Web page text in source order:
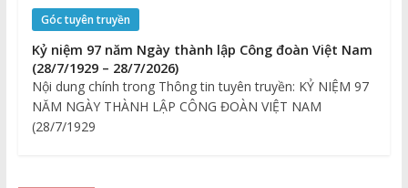
Góc tuyên truyền
Kỷ niệm 97 năm Ngày thành lập Công đoàn Việt Nam
(28/7/1929 – 28/7/2026)
Nội dung chính trong Thông tin tuyên truyền: KỶ NIỆM 97
NĂM NGÀY THÀNH LẬP CÔNG ĐOÀN VIỆT NAM
(28/7/1929